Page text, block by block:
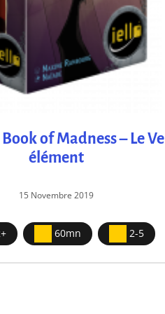
of Madness – Le Ve
élément
15 Novembre 2019
60mn 2-5